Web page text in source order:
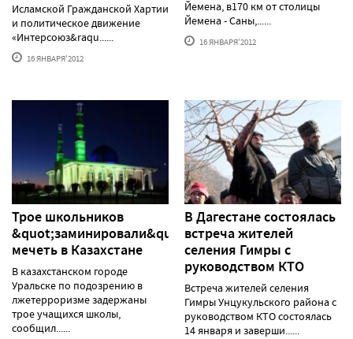
Исламской Гражданской Хартии
и политическое движение
«Интерсоюз&raqu......
16 ЯНВАРЯ'2012
Йемена, в170 км от столицы
Йемена - Саны,......
16 ЯНВАРЯ'2012
Трое школьников
&quot;заминировали&quot;
мечеть в Казахстане
В казахстанском городе
Уральске по подозрению в
лжетерроризме задержаны
трое учащихся школы,
сообщил......
В Дагестане состоялась
встреча жителей
селения Гимры с
руководством КТО
Встреча жителей селения
Гимры Унцукульского района с
руководством КТО состоялась
14 января и заверши......